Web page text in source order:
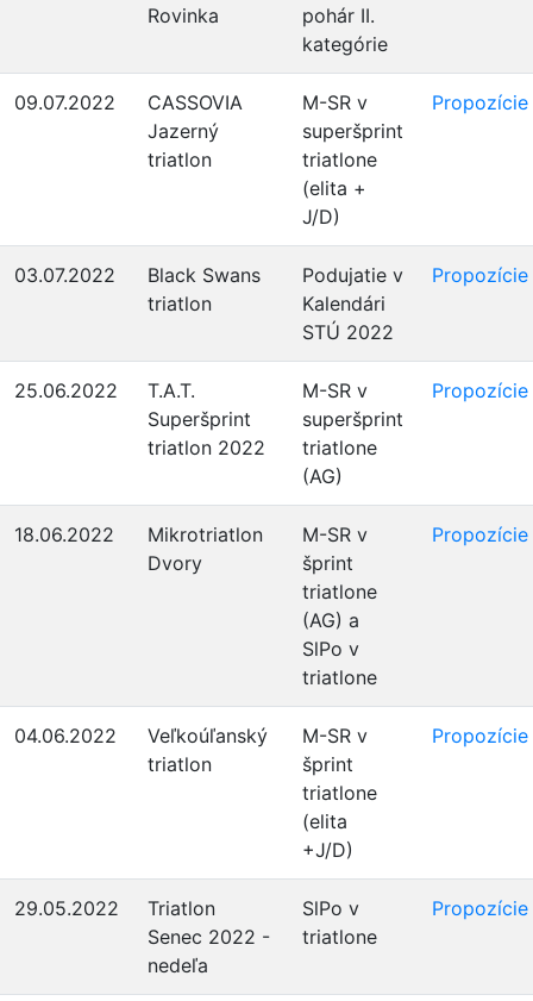
Rovinka
pohár II.
kategórie
09.07.2022
CASSOVIA
Jazerný
triatlon
M-SR v
superšprint
triatlone
(elita +
J/D)
Propozície
03.07.2022
Black Swans
triatlon
Podujatie v
Kalendári
STÚ 2022
Propozície
25.06.2022
T.A.T.
Superšprint
triatlon 2022
M-SR v
superšprint
triatlone
(AG)
Propozície
18.06.2022
Mikrotriatlon
Dvory
M-SR v
šprint
triatlone
(AG) a
SlPo v
triatlone
Propozície
04.06.2022
Veľkoúľanský
triatlon
M-SR v
šprint
triatlone
(elita
+J/D)
Propozície
29.05.2022
Triatlon
Senec 2022 -
nedeľa
SlPo v
triatlone
Propozície